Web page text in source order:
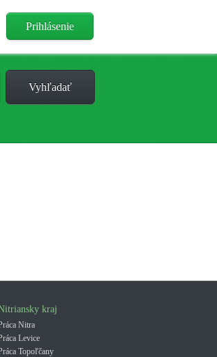
Prihlásenie
kraj
Nitra
Levice
Topoľčany